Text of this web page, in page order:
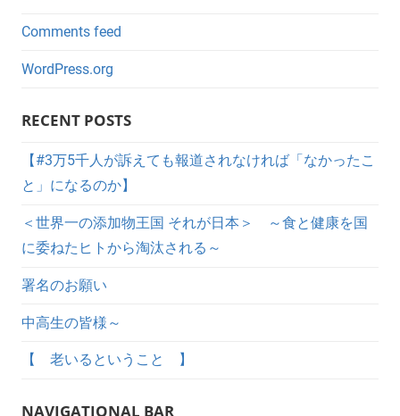
Comments feed
WordPress.org
RECENT POSTS
【#3万5千人が訴えても報道されなければ「なかったこ
と」になるのか】
＜世界一の添加物王国 それが日本＞ ～食と健康を国
に委ねたヒトから淘汰される～
署名のお願い
中高生の皆様～
【 老いるということ 】
NAVIGATIONAL BAR